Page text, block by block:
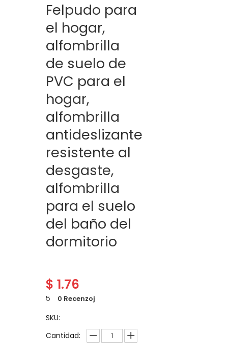
Felpudo para
el hogar,
alfombrilla
de suelo de
PVC para el
hogar,
alfombrilla
antideslizante
resistente al
desgaste,
alfombrilla
para el suelo
del baño del
dormitorio
$ 1.76
5 0 Recenzoj
SKU:
Cantidad: